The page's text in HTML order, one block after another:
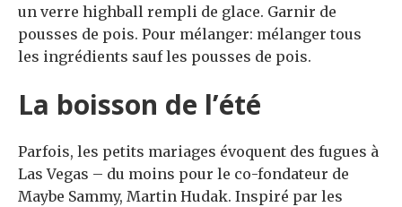
un verre highball rempli de glace. Garnir de
pousses de pois. Pour mélanger: mélanger tous
les ingrédients sauf les pousses de pois.
La boisson de l’été
Parfois, les petits mariages évoquent des fugues à
Las Vegas – du moins pour le co-fondateur de
Maybe Sammy, Martin Hudak. Inspiré par les